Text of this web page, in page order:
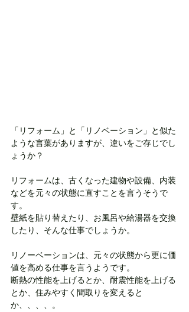
「リフォーム」と「リノベーション」と似た
ような言葉がありますが、違いをご存じでし
ょうか？
リフォームは、古くなった建物や設備、内装
などを元々の状態に直すことを言うそうで
す。
壁紙を貼り替えたり、お風呂や給湯器を交換
したり、そんな仕事でしょうか。
リノーベーションは、元々の状態から更に価
値を高める仕事を言うようです。
断熱の性能を上げるとか、耐震性能を上げる
とか、住みやすく間取りを変えると
か、、、、。